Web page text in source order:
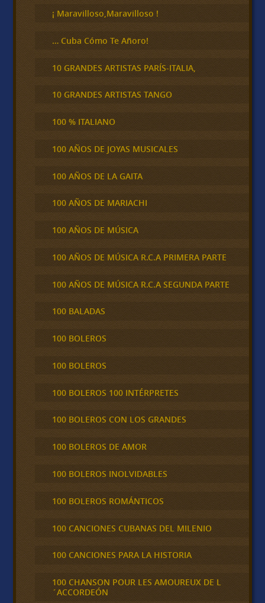
¡ Maravilloso,Maravilloso !
… Cuba Cómo Te Añoro!
10 GRANDES ARTISTAS PARÍS-ITALIA,
10 GRANDES ARTISTAS TANGO
100 % ITALIANO
100 AÑOS DE JOYAS MUSICALES
100 AÑOS DE LA GAITA
100 AÑOS DE MARIACHI
100 AÑOS DE MÚSICA
100 AÑOS DE MÚSICA R.C.A PRIMERA PARTE
100 AÑOS DE MÚSICA R.C.A SEGUNDA PARTE
100 BALADAS
100 BOLEROS
100 BOLEROS
100 BOLEROS 100 INTÉRPRETES
100 BOLEROS CON LOS GRANDES
100 BOLEROS DE AMOR
100 BOLEROS INOLVIDABLES
100 BOLEROS ROMÁNTICOS
100 CANCIONES CUBANAS DEL MILENIO
100 CANCIONES PARA LA HISTORIA
100 CHANSON POUR LES AMOUREUX DE L
´ACCORDEÓN